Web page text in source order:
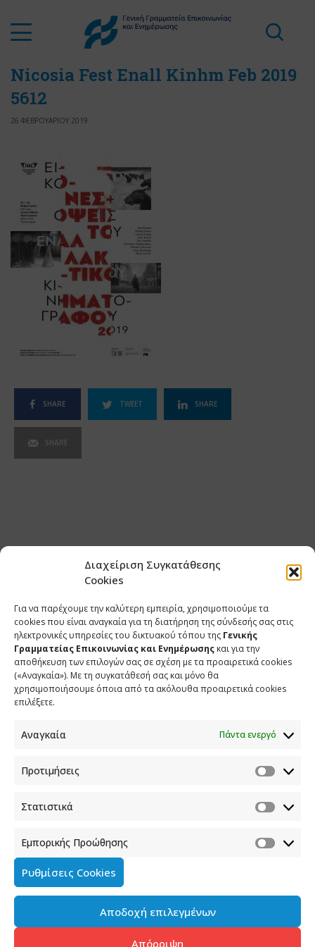
Διαχείριση Συγκατάθεσης
Cookies
Για να παρέχουμε την καλύτερη εμπειρία, χρησιμοποιούμε τα
cookies που είναι αναγκαία για τη διατήρηση της σύνδεσής σας στις
ηλεκτρονικές υπηρεσίες του δικτυακού τόπου της Γενικής
Γραμματείας Επικοινωνίας και Ενημέρωσης και για την
αποθήκευση των επιλογών σας σε σχέση με τα προαιρετικά cookies
(«Αναγκαία»). Με τη συγκατάθεσή σας και μόνο θα
χρησιμοποιήσουμε όποια από τα ακόλουθα προαιρετικά cookies
επιλέξετε.
Αναγκαία Πάντα ενεργό
Προτιμήσεις
Στατιστικά
Εμπορικής Προώθησης
Ρυθμίσεις Cookies
Αποδοχή επιλεγμένων
Απόρριψη
Nicosia Fest Enall Kinhm Feb 2019
5612
26 ΦΕΒΡΟΥΑΡΙΟΥ 2019
SHARE TWEET SHARE
SHARE
ΕΠΙΚΟΙΝΩΝΙΑ
Φραγκούδη 11 & Αλεξάνδρου Πάντου
info.media@media.gov.gr
Πολιτική Cookies
Όροι χρήσης
Πολιτική προστασίας προσωπικών δεδομένων του